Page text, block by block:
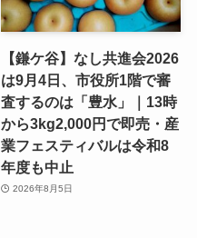
【鎌ケ谷】なし共進会2026
は9月4日、市役所1階で審
査するのは「豊水」｜13時
から3kg2,000円で即売・産
業フェスティバルは令和8
年度も中止
2026年8月5日